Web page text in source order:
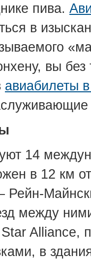
пива.
в
вы без
авиабилеты
14
в 12 км
Рейн-
между
Alliance,
в